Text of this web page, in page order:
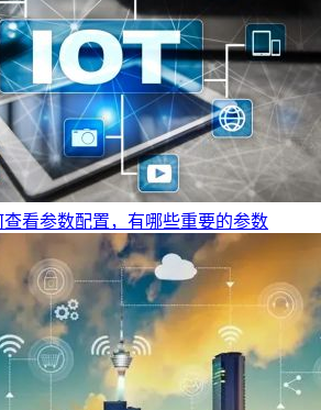
看参数配置，有哪些重要的参数